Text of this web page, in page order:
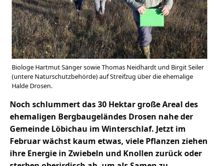
Biologe Hartmut Sänger sowie Thomas Neidhardt und Birgit Seiler
(untere Naturschutzbehörde) auf Streifzug über die ehemalige
Halde Drosen.
Noch schlummert das 30 Hektar große Areal des
ehemaligen Bergbaugeländes Drosen nahe der
Gemeinde Löbichau im Winterschlaf. Jetzt im
Februar wächst kaum etwas, viele Pflanzen ziehen
ihre Energie in Zwiebeln und Knollen zurück oder